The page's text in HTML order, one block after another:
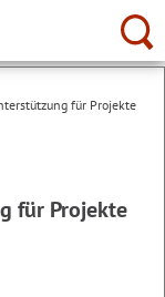
für Projekte
für Projekte